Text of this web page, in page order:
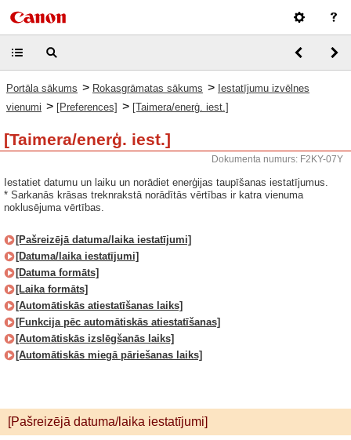
Portāla sākums > Rokasgrāmatas sākums > Iestatījumu izvēlnes
vienumi > [Preferences] > [Taimera/enerģ. iest.]
[Taimera/enerģ. iest.]
Dokumenta numurs: F2KY-07Y
Iestatiet datumu un laiku un norādiet enerģijas taupīšanas iestatījumus.
* Sarkanās krāsas treknrakstā norādītās vērtības ir katra vienuma
noklusējuma vērtības.
[Pašreizējā datuma/laika iestatījumi]
[Datuma/laika iestatījumi]
[Datuma formāts]
[Laika formāts]
[Automātiskās atiestatīšanas laiks]
[Funkcija pēc automātiskās atiestatīšanas]
[Automātiskās izslēgšanās laiks]
[Automātiskās miegā pāriešanas laiks]
[Pašreizējā datuma/laika iestatījumi]